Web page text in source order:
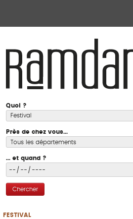
Quoi ?
Près de chez vous...
... et quand ?
Chercher
FESTIVAL